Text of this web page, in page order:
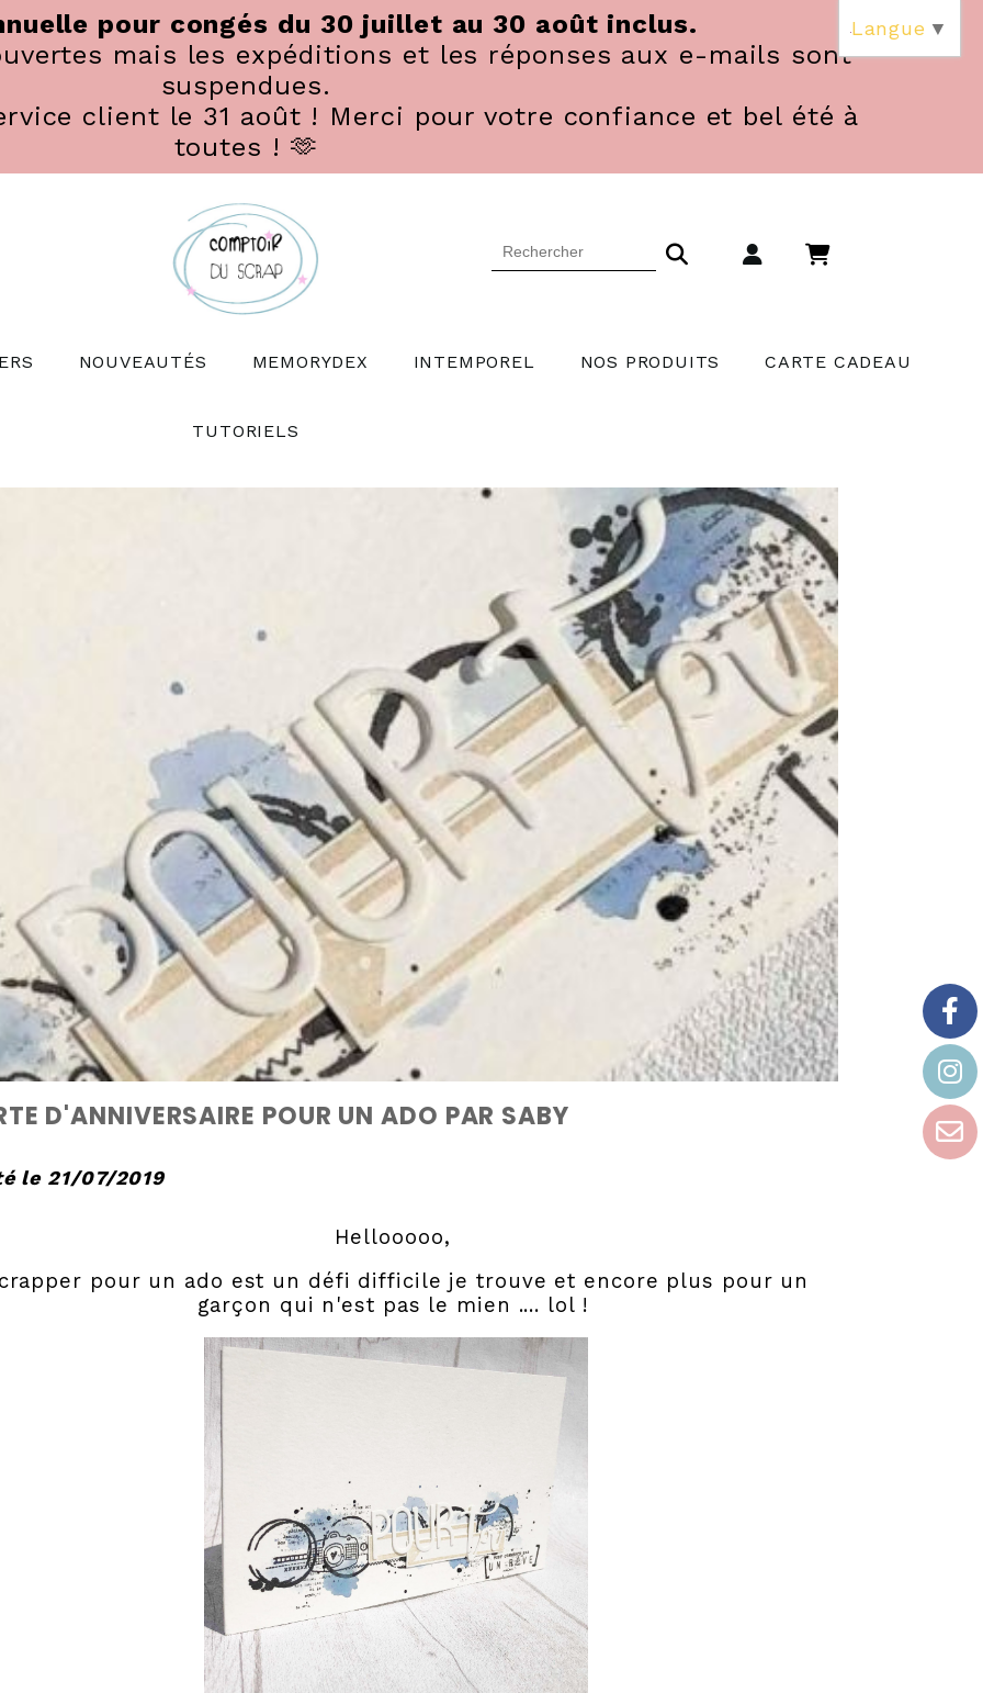
pour congés du 30 juillet au 30 août inclus.
mais les expéditions et les réponses aux e-mails sont
suspendues.
client le 31 août ! Merci pour votre confiance et bel été à
toutes ! 🫶
NOUVEAUTÉS MEMORYDEX INTEMPOREL NOS PRODUITS CARTE CADEAU
TUTORIELS
D'ANNIVERSAIRE POUR UN ADO PAR SABY
le 21/07/2019
Hellooooo,
pour un ado est un défi difficile je trouve et encore plus pour un
garçon qui n'est pas le mien .... lol !
Langue ▼